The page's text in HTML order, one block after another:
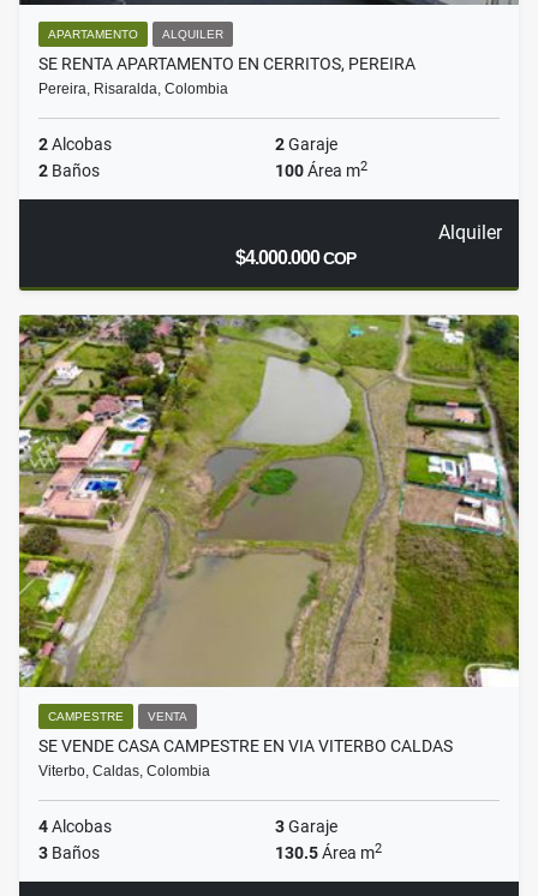
APARTAMENTO ALQUILER
SE RENTA APARTAMENTO EN CERRITOS, PEREIRA
Pereira, Risaralda, Colombia
2Alcobas 2Garaje
2 Baños 100Área m2
Alquiler
$4.000.000COP
CAMPESTRE VENTA
SE VENDE CASA CAMPESTRE EN VIA VITERBO CALDAS
Viterbo, Caldas, Colombia
4Alcobas 3Garaje
3 Baños 130.5Área m2